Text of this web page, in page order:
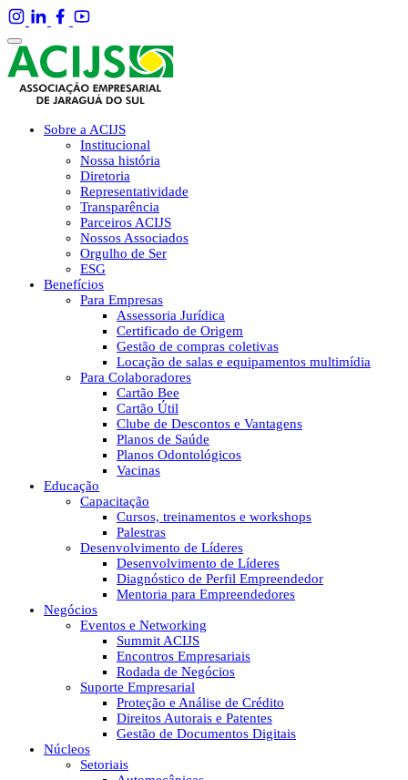
Sobre a ACIJS
Institucional
Nossa história
Diretoria
Representatividade
Transparência
Parceiros ACIJS
Nossos Associados
Orgulho de Ser
ESG
Benefícios
Para Empresas
Assessoria Jurídica
Certificado de Origem
Gestão de compras coletivas
Locação de salas e equipamentos multimídia
Para Colaboradores
Cartão Bee
Cartão Útil
Clube de Descontos e Vantagens
Planos de Saúde
Planos Odontológicos
Vacinas
Educação
Capacitação
Cursos, treinamentos e workshops
Palestras
Desenvolvimento de Líderes
Desenvolvimento de Líderes
Diagnóstico de Perfil Empreendedor
Mentoria para Empreendedores
Negócios
Eventos e Networking
Summit ACIJS
Encontros Empresariais
Rodada de Negócios
Suporte Empresarial
Proteção e Análise de Crédito
Direitos Autorais e Patentes
Gestão de Documentos Digitais
Núcleos
Setoriais